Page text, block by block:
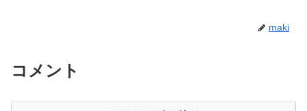
maki
コメント